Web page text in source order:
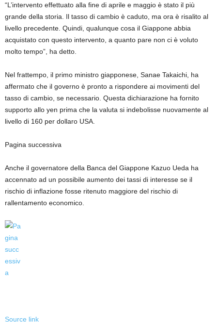
“L’intervento effettuato alla fine di aprile e maggio è stato il più
grande della storia. Il tasso di cambio è caduto, ma ora è risalito al
livello precedente. Quindi, qualunque cosa il Giappone abbia
acquistato con questo intervento, a quanto pare non ci è voluto
molto tempo”, ha detto.
Nel frattempo, il primo ministro giapponese, Sanae Takaichi, ha
affermato che il governo è pronto a rispondere ai movimenti del
tasso di cambio, se necessario. Questa dichiarazione ha fornito
supporto allo yen prima che la valuta si indebolisse nuovamente al
livello di 160 per dollaro USA.
Pagina successiva
Anche il governatore della Banca del Giappone Kazuo Ueda ha
accennato ad un possibile aumento dei tassi di interesse se il
rischio di inflazione fosse ritenuto maggiore del rischio di
rallentamento economico.
Source link